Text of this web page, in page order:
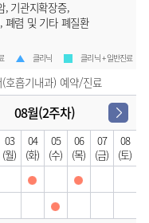
, 기관지확장증,
폐렴 및 기타 폐질환
클리닉 클리닉 + 일반진료
호흡기내과) 예약/진료
08월(2주차)
03
(월)
04
(화)
05
(수)
06
(목)
07
(금)
08
(토)